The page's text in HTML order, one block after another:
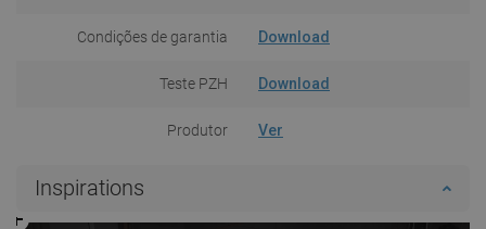
Condições de garantia Download
Teste PZH Download
Produtor Ver
Inspirations